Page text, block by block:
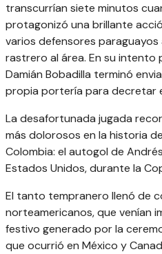
transcurrían siete minutos
protagonizó una brillante
varios defensores
rastrero al área. En su intento
Damián Bobadilla terminó
propia portería para decretar
La desafortunada jugada
más dolorosos en la historia
Colombia: el autogol de
Estados Unidos, durante la
El tanto tempranero llenó de
norteamericanos, que venían
festivo generado por la
que ocurrió en México y